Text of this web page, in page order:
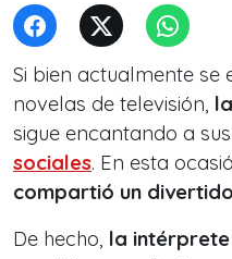
Si bien actualmente se
novelas de televisión,
sigue encantando a
sociales. En esta
compartió un
De hecho, la intérprete